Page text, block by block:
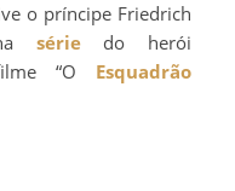
o príncipe Friedrich
sériedo herói
“O Esquadrão